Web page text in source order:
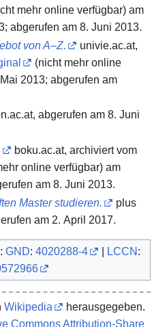
mehr online verfügbar) am
; abgerufen am 8. Juni 2013.
von A–Z.
univie.ac.at,
(nicht mehr online
2013; abgerufen am
abgerufen am 8. Juni
boku.ac.at, archiviert vom
online verfügbar) am
am 8. Juni 2013.
Master studieren.
plus
am 2. April 2017.
GND: 4020288-4 LCCN :
Wikipedia
herausgegeben.
Commons Attribution-Share